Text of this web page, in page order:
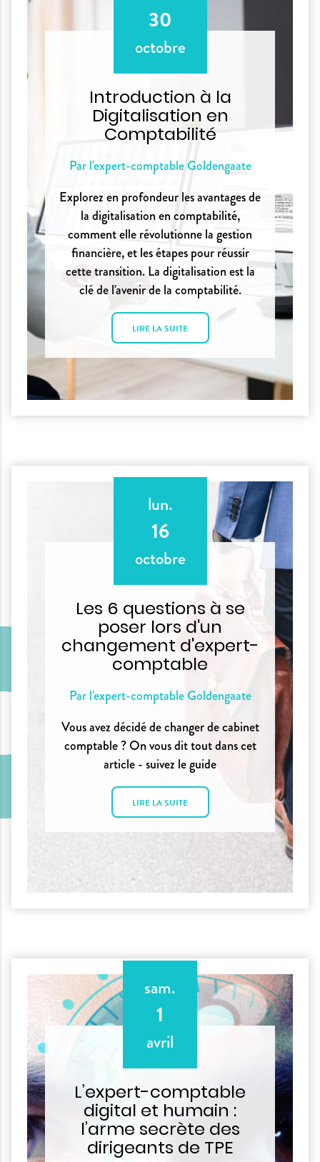
30
octobre
Introduction à la
Digitalisation en
Comptabilité
Par l'expert-comptable Goldengaate
Explorez en profondeur les avantages de
la digitalisation en comptabilité,
comment elle révolutionne la gestion
financière, et les étapes pour réussir
cette transition. La digitalisation est la
clé de l'avenir de la comptabilité.
LIRE LA SUITE
lun.
16
octobre
Les 6 questions à se
poser lors d'un
changement d'expert-
comptable
Par l'expert-comptable Goldengaate
Vous avez décidé de changer de cabinet
comptable ? On vous dit tout dans cet
article - suivez le guide
LIRE LA SUITE
sam.
1
avril
L’expert-comptable
digital et humain :
l’arme secrète des
dirigeants de TPE